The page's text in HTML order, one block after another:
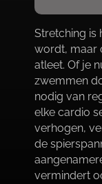
Stretching is
wordt, maar
atleet.​ Of je
zwemmen
nodig van
elke cardio
verhogen,
de
vermindert